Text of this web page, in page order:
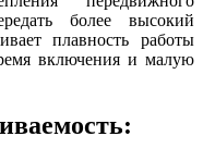
более высокий
плавность работы
включения и малую